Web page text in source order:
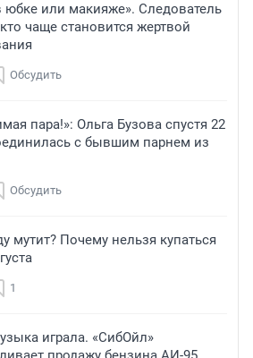
юбке или макияже». Следователь
чаще становится жертвой
Обсудить
пара!»: Ольга Бузова спустя 22
с бывшим парнем из
Обсудить
мутит? Почему нельзя купаться
1
играла. «СибОйл»